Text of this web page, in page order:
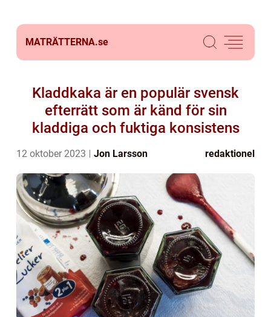
MATRÄTTERNA.se
Kladdkaka är en populär svensk
efterrätt som är känd för sin
kladdiga och fuktiga konsistens
12 oktober 2023 Jon Larsson redaktionel